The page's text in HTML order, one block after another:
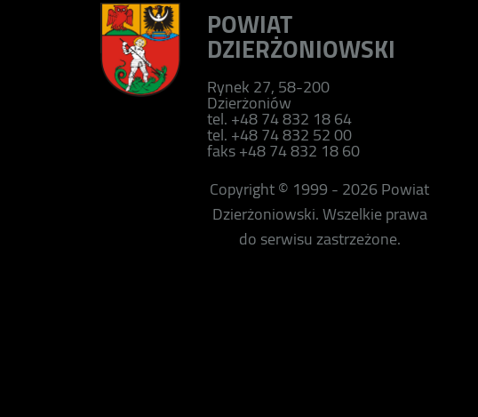
POWIAT
DZIERŻONIOWSKI
Rynek 27, 58-200
Dzierżoniów
tel. +48 74 832 18 64
tel. +48 74 832 52 00
faks +48 74 832 18 60
Copyright © 1999 - 2026 Powiat
Dzierżoniowski. Wszelkie prawa
do serwisu zastrzeżone.